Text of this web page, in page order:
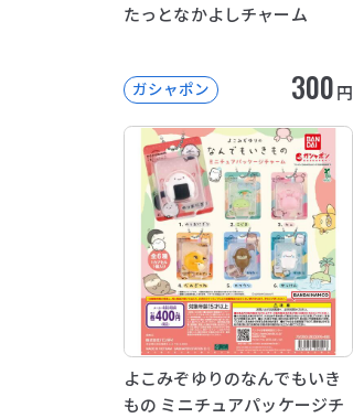
たっとなかよしチャーム
ガシャポン 300円
よこみぞゆりのなんでもいき
もの ミニチュアパッケージチ